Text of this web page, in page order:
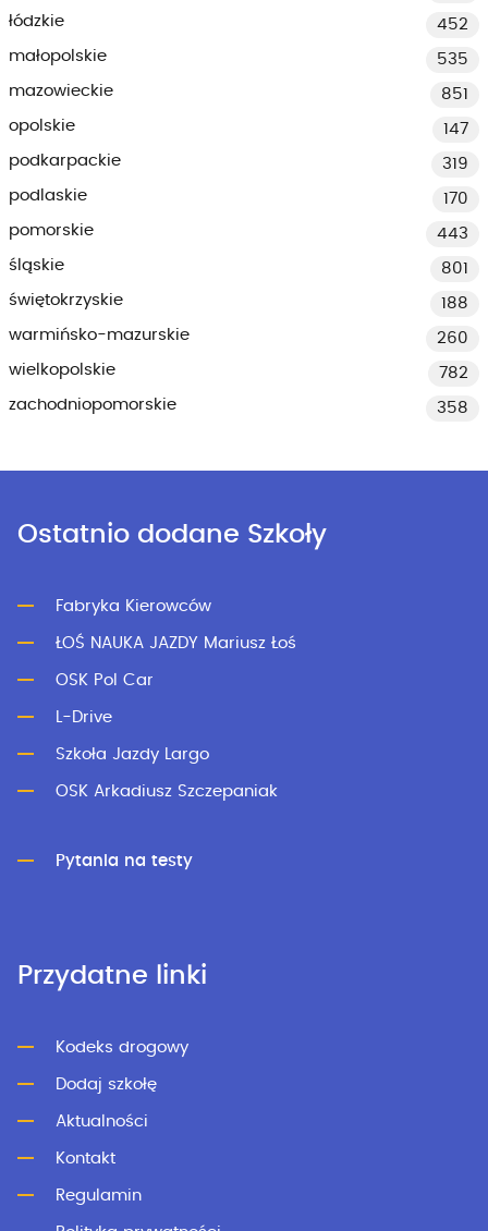
łódzkie
452
małopolskie
535
mazowieckie
851
opolskie
147
podkarpackie
319
podlaskie
170
pomorskie
443
śląskie
801
świętokrzyskie
188
warmińsko-mazurskie
260
wielkopolskie
782
zachodniopomorskie
358
Ostatnio dodane Szkoły
Fabryka Kierowców
ŁOŚ NAUKA JAZDY Mariusz Łoś
OSK Pol Car
L-Drive
Szkoła Jazdy Largo
OSK Arkadiusz Szczepaniak
Pytania na testy
Przydatne linki
Kodeks drogowy
Dodaj szkołę
Aktualności
Kontakt
Regulamin